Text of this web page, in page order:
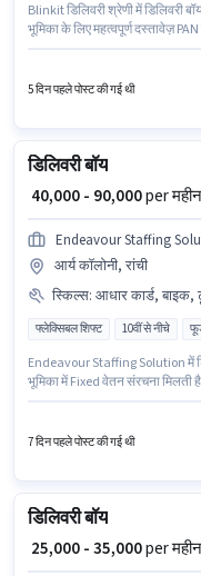
Blinkit डिलिवरी श्रेणी में डिलिवरी
भूमिका के लिए महत्वपूर्ण दस्तावेज़
इस भूमिका में Fixed वेतन संरचना
5 दिन पहले पोस्ट की गई थी
डिलिवरी बॉय
₹ 40,000 - 90,000per
Endeavour Staffing
आर्य कॉलोनी, रांची
स्किल्स: आधार कार्ड, बाइक, टू-व्हीलर
फ्लेक्सिबल शिफ्ट 10वीं से नीचे
Endeavour Staffing Solution में
भूमिका में Fixed वेतन संरचना मिलती
रहेगा। इस भूमिका के लिए उम्मीदवार के
7 दिन पहले पोस्ट की गई थी
डिलिवरी बॉय
₹ 25,000 - 35,000per